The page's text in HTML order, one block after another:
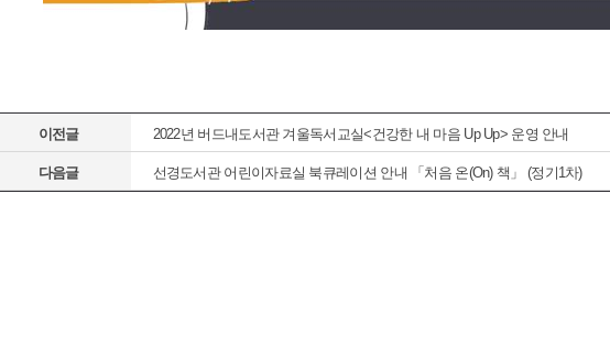
이전글 2022년 버드내도서관 겨울독서교실<건강한 내 마음 Up Up> 운영 안내
다음글 선경도서관 어린이자료실 북큐레이션 안내 「처음 온(On) 책」 (정기1차)